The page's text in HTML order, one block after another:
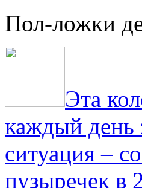
Пол-ложки
Эта
каждый день
ситуация –
пузыречек в